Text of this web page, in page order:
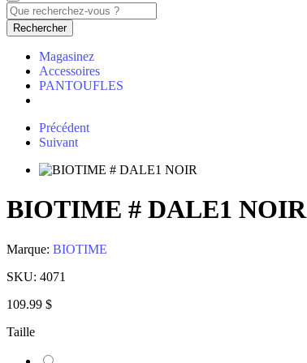
Rechercher
Magasinez
Accessoires
PANTOUFLES
Précédent
Suivant
BIOTIME # DALE1 NOIR
Marque: BIOTIME
SKU: 4071
109.99 $
Taille